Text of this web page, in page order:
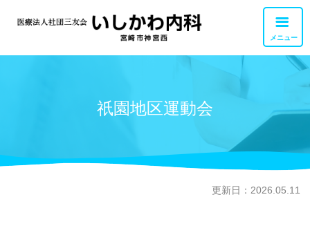
メニュー
健康診断・検査
交通アクセス祇園地区運動会
更新日：2026.05.11